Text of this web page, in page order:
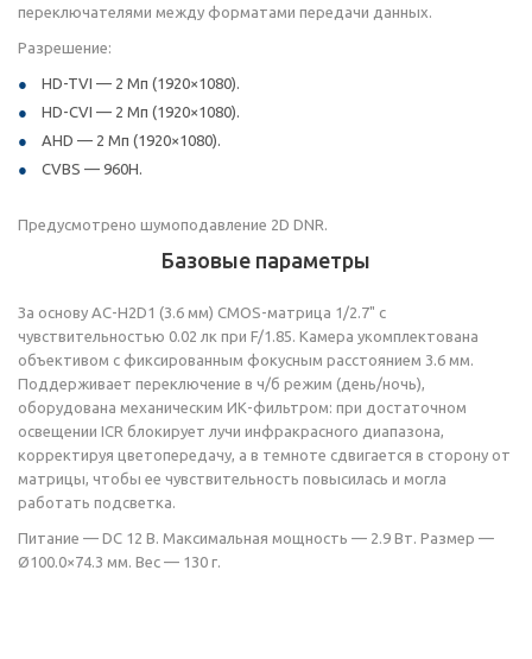
переключателями между форматами передачи данных.
Разрешение:
HD-TVI — 2 Мп (1920×1080).
HD-CVI — 2 Мп (1920×1080).
AHD — 2 Мп (1920×1080).
CVBS — 960H.
Предусмотрено шумоподавление 2D DNR.
Базовые параметры
За основу AC-H2D1 (3.6 мм) CMOS-матрица 1/2.7" с
чувствительностью 0.02 лк при F/1.85. Камера укомплектована
объективом с фиксированным фокусным расстоянием 3.6 мм.
Поддерживает переключение в ч/б режим (день/ночь),
оборудована механическим ИК-фильтром: при достаточном
освещении ICR блокирует лучи инфракрасного диапазона,
корректируя цветопередачу, а в темноте сдвигается в сторону от
матрицы, чтобы ее чувствительность повысилась и могла
работать подсветка.
Питание — DC 12 В. Максимальная мощность — 2.9 Вт. Размер —
Ø100.0×74.3 мм. Вес — 130 г.